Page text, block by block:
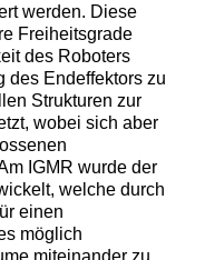
werden. Diese
Freiheitsgrade
des Roboters
des Endeffektors zu
Strukturen zur
wobei sich aber
IGMR wurde der
welche durch
einen
möglich
miteinander zu